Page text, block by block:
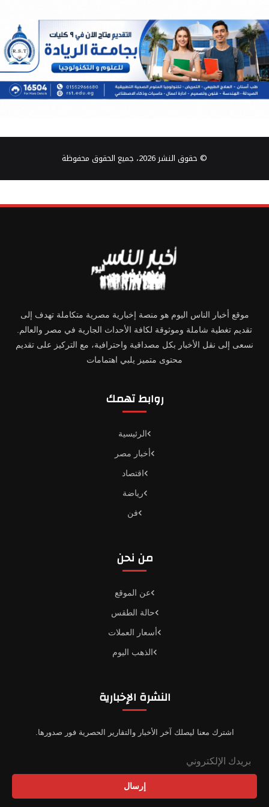
© حقوق النشر 2026، جميع الحقوق محفوظة
موقع أخبار الناس اليوم هو منصة إخبارية مصرية متكاملة تهدف إلى
تقديم تغطية شاملة وموثوقة لكافة الأحداث الجارية في مصر والعالم.
نسعى إلى نقل الأخبار بكل مصداقية واحترافية، مع التركيز على تقديم
محتوى متميز يلبي اهتمامات
روابط تهمك
الرئيسية
أخبار مصر
اقتصاد
رياضة
فن
من نحن
عن الموقع
حالة الطقس
أسعار العملات
الذهب اليوم
النشرة الإخبارية
اشترك معنا ليصلك آخر الأخبار والتقارير الحصرية فور صدورها.
إرسال